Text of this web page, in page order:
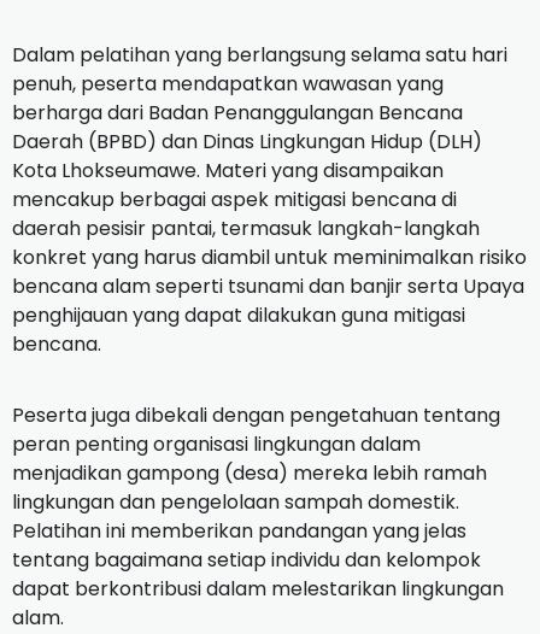
Dalam pelatihan yang berlangsung selama satu hari
penuh, peserta mendapatkan wawasan yang
berharga dari Badan Penanggulangan Bencana
Daerah (BPBD) dan Dinas Lingkungan Hidup (DLH)
Kota Lhokseumawe. Materi yang disampaikan
mencakup berbagai aspek mitigasi bencana di
daerah pesisir pantai, termasuk langkah-langkah
konkret yang harus diambil untuk meminimalkan risiko
bencana alam seperti tsunami dan banjir serta Upaya
penghijauan yang dapat dilakukan guna mitigasi
bencana.
Peserta juga dibekali dengan pengetahuan tentang
peran penting organisasi lingkungan dalam
menjadikan gampong (desa) mereka lebih ramah
lingkungan dan pengelolaan sampah domestik.
Pelatihan ini memberikan pandangan yang jelas
tentang bagaimana setiap individu dan kelompok
dapat berkontribusi dalam melestarikan lingkungan
alam.